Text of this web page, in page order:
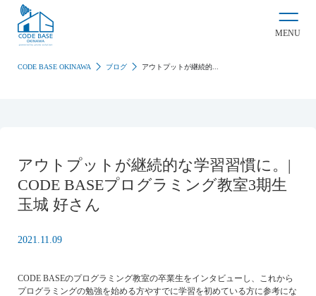
MENU
CODE BASE OKINAWA ブログ アウトプットが継続的...
アウトプットが継続的な学習習慣に。|
CODE BASEプログラミング教室3期生
玉城 好さん
2021.11.09
CODE BASEのプログラミング教室の卒業生をインタビューし、これから
プログラミングの勉強を始める方やすでに学習を初めている方に参考にな